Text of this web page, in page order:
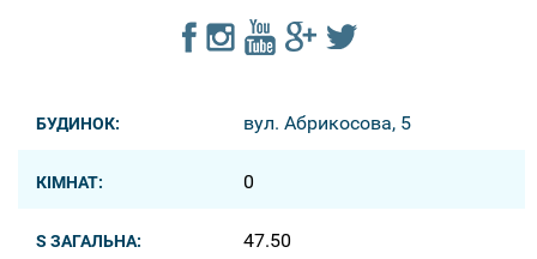
БУДИНОК: вул. Абрикосова, 5
КІМНАТ: 0
S ЗАГАЛЬНА: 47.50